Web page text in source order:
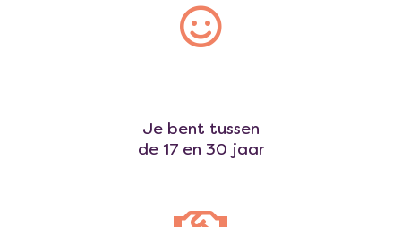
Je bent tussen
de 17 en 30 jaar